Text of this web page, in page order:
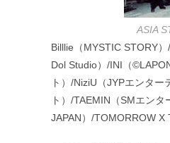
ASIA
Billlie（MYSTIC STORY
Dol Studio）/INI（
ト）/NiziU（JYPエンタ
ト）/TAEMIN（SMエン
JAPAN）/TOMORROW X